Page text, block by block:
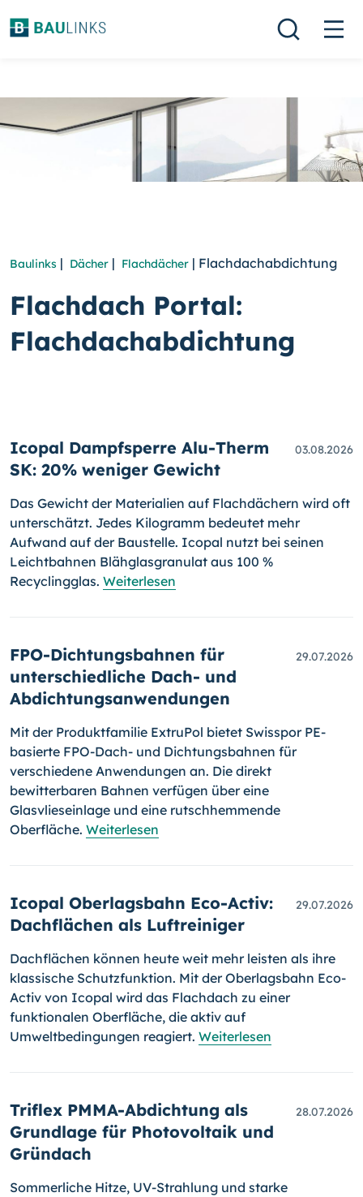
Baulinks | Dächer | Flachdächer | Flachdachabdichtung
Flachdach Portal:
Flachdachabdichtung
Icopal Dampfsperre Alu-Therm
SK: 20% weniger Gewicht
03.08.2026
Das Gewicht der Materialien auf Flachdächern wird oft
unterschätzt. Jedes Kilogramm bedeutet mehr
Aufwand auf der Baustelle. Icopal nutzt bei seinen
Leichtbahnen Blähglasgranulat aus 100 %
Recyclingglas. Weiterlesen
FPO-Dichtungsbahnen für
unterschiedliche Dach- und
Abdichtungsanwendungen
29.07.2026
Mit der Produktfamilie ExtruPol bietet Swisspor PE-
basierte FPO-Dach- und Dichtungsbahnen für
verschiedene Anwendungen an. Die direkt
bewitterbaren Bahnen verfügen über eine
Glasvlieseinlage und eine rutschhemmende
Oberfläche. Weiterlesen
Icopal Oberlagsbahn Eco-Activ:
Dachflächen als Luftreiniger
29.07.2026
Dachflächen können heute weit mehr leisten als ihre
klassische Schutzfunktion. Mit der Oberlagsbahn Eco-
Activ von Icopal wird das Flachdach zu einer
funktionalen Oberfläche, die aktiv auf
Umweltbedingungen reagiert. Weiterlesen
Triflex PMMA-Abdichtung als
Grundlage für Photovoltaik und
Gründach
28.07.2026
Sommerliche Hitze, UV-Strahlung und starke